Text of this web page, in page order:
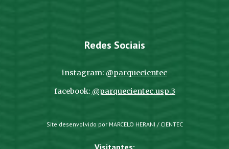
Redes Sociais
instagram: @parquecientec
facebook: @parquecientec.usp.3
Site desenvolvido por MARCELO HERANI / CIENTEC
Visitantes: